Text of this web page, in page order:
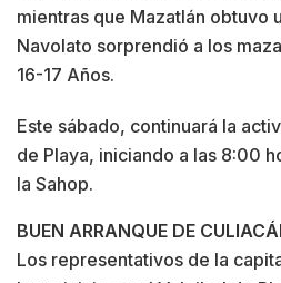
mientras que Mazatlán obtuvo
Navolato sorprendió a los
16-17 Años.
Este sábado, continuará la
de Playa, iniciando a las 8:00
la Sahop.
BUEN ARRANQUE DE
Los representativos de la